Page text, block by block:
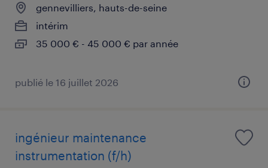
gennevilliers, hauts-de-seine
intérim
35 000 € - 45 000 € par année
publié le 16 juillet 2026
ingénieur maintenance
instrumentation (f/h)